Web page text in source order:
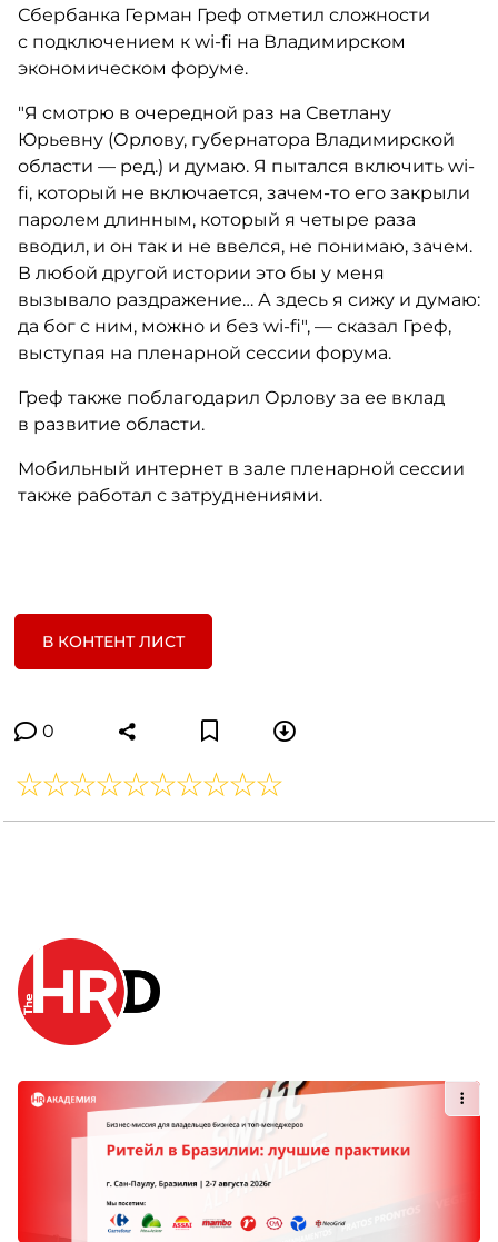
Сбербанка Герман Греф отметил сложности
с подключением к wi-fi на Владимирском
экономическом форуме.
"Я смотрю в очередной раз на Светлану
Юрьевну (Орлову, губернатора Владимирской
области — ред.) и думаю. Я пытался включить wi-
fi, который не включается, зачем-то его закрыли
паролем длинным, который я четыре раза
вводил, и он так и не ввелся, не понимаю, зачем.
В любой другой истории это бы у меня
вызывало раздражение… А здесь я сижу и думаю:
да бог с ним, можно и без wi-fi", — сказал Греф,
выступая на пленарной сессии форума.
Греф также поблагодарил Орлову за ее вклад
в развитие области.
Мобильный интернет в зале пленарной сессии
также работал с затруднениями.
В КОНТЕНТ ЛИСТ
0